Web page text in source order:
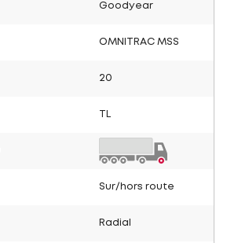
Goodyear
OMNITRAC MSS
20
Sur/hors route
Radial